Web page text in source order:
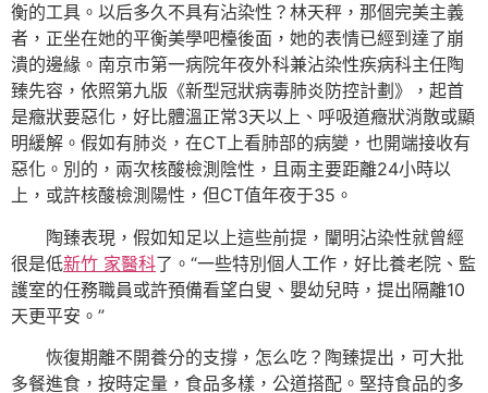
衡的工具。以后多久不具有沾染性？林天秤，那個完美主義
者，正坐在她的平衡美學吧檯後面，她的表情已經到達了崩
潰的邊緣。南京市第一病院年夜外科兼沾染性疾病科主任陶
臻先容，依照第九版《新型冠狀病毒肺炎防控計劃》，起首
是癥狀要惡化，好比體溫正常3天以上、呼吸道癥狀消散或顯
明緩解。假如有肺炎，在CT上看肺部的病變，也開端接收有
惡化。別的，兩次核酸檢測陰性，且兩主要距離24小時以
上，或許核酸檢測陽性，但CT值年夜于35。
陶臻表現，假如知足以上這些前提，闡明沾染性就曾經
很是低新竹 家醫科了。“一些特別個人工作，好比養老院、監
護室的任務職員或許預備看望白叟、嬰幼兒時，提出隔離10
天更平安。”
恢復期離不開養分的支撐，怎么吃？陶臻提出，可大批
多餐進食，按時定量，食品多樣，公道搭配。堅持食品的多